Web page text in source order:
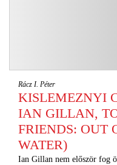
Rácz I. Péter
KISLEMEZNYI
IAN GILLAN,
FRIENDS: OUT
WATER)
Ian Gillan nem először fog